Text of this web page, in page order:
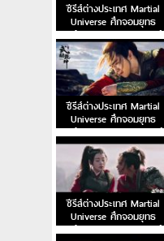
ซีรีส์ต่างประเทศ Martial
Universe ศึกจอมยุทธ
สะท้านพิภพ EP.42 พากย์
ไทย
ซีรีส์ต่างประเทศ Martial
Universe ศึกจอมยุทธ
สะท้านพิภพ EP.40 พากย์
ไทย
ซีรีส์ต่างประเทศ Martial
Universe ศึกจอมยุทธ
สะท้านพิภพ EP.38 พากย์